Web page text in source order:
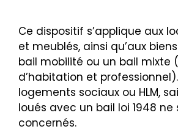
Ce dispositif s’applique aux
et meublés, ainsi qu’aux
bail mobilité ou un bail mixte
d’habitation et professionnel).
logements sociaux ou HLM,
loués avec un bail loi 1948 ne
concernés.